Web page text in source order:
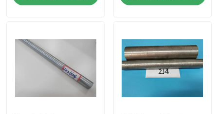
Produkte